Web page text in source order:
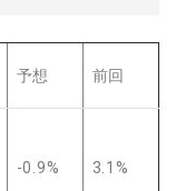
予想 前回
-0.9% 3.1%